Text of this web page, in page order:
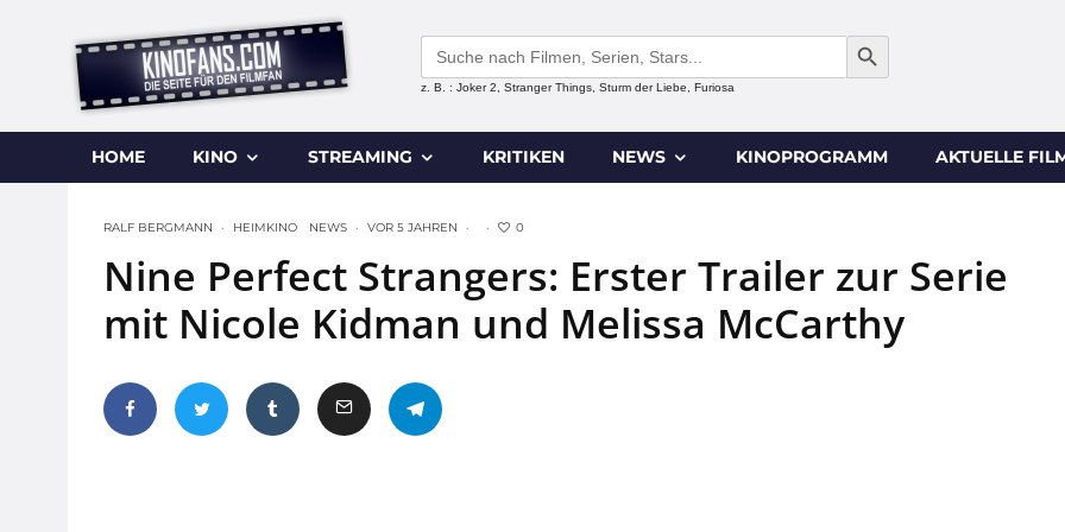
Search
for:
SEARCH BUTTON
z. B. : Joker 2, Stranger Things, Sturm der Liebe, Furiosa
HOME KINO STREAMING KRITIKEN NEWS KINOPROGRAMM AKTUELLE
RALF BERGMANN · HEIMKINO NEWS · VOR 5 JAHREN · · 0
Nine Perfect Strangers: Erster Trailer zur Serie
mit Nicole Kidman und Melissa McCarthy